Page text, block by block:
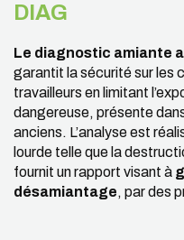
DIAG
Le diagnostic amiante
garantit la sécurité sur les
travailleurs en limitant
dangereuse, présente
anciens. L’analyse est
lourde telle que la
fournit un rapport visant à
désamiantage, par des